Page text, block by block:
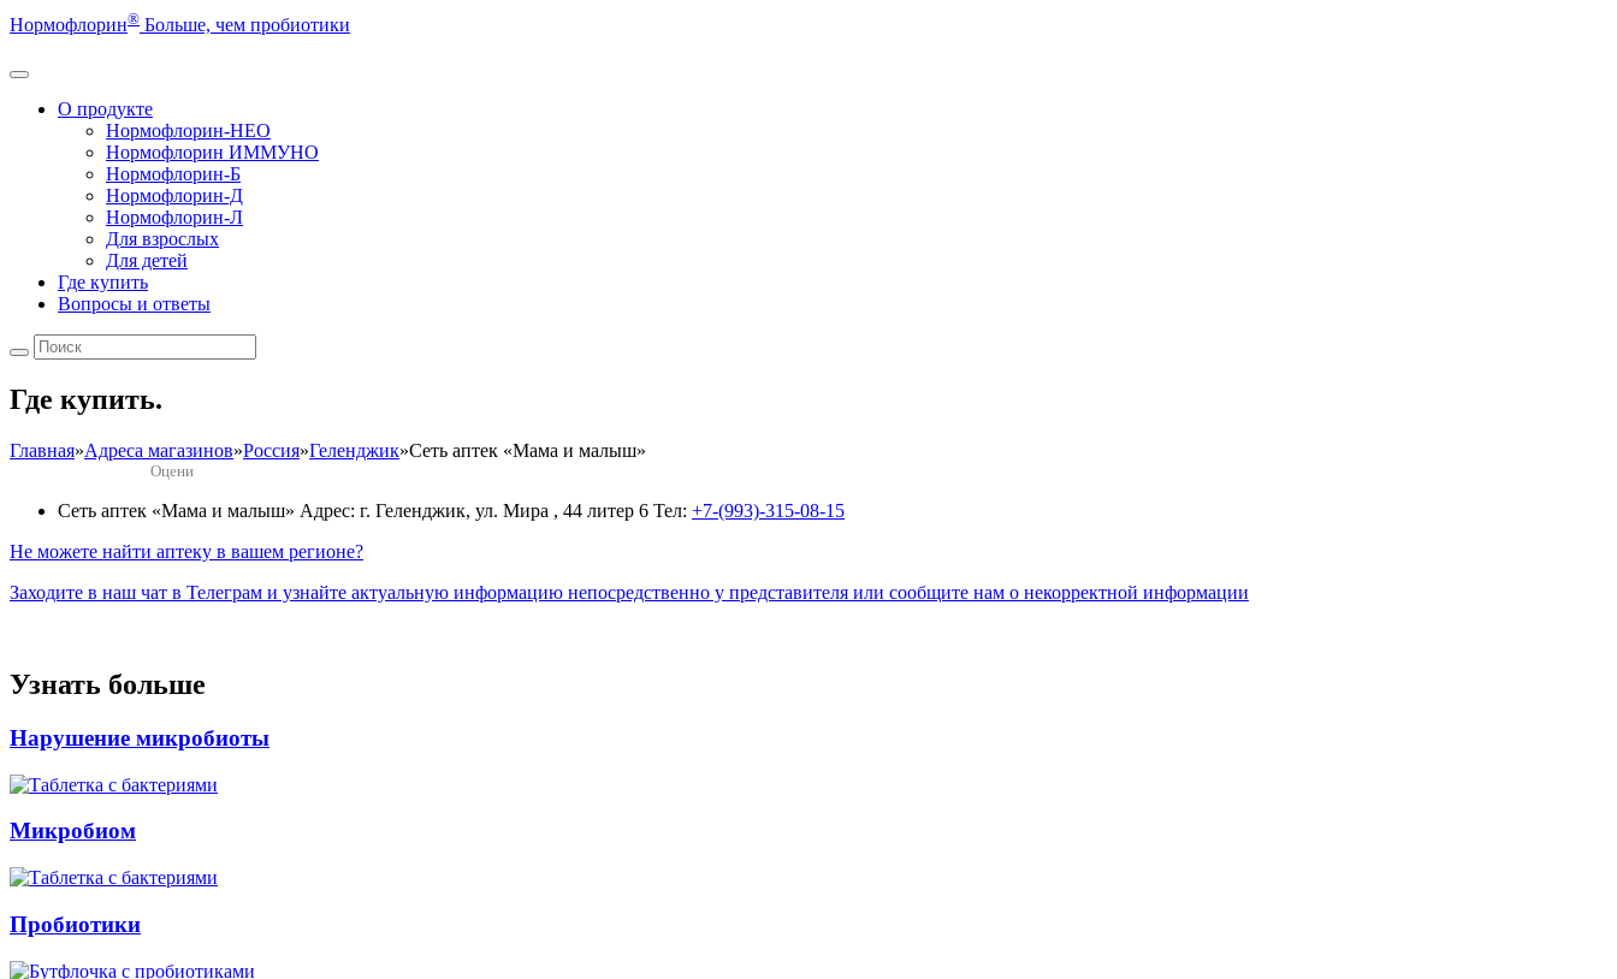
Нормофлорин® Больше, чем пробиотики
О продукте
Нормофлорин-НЕО
Нормофлорин ИММУНО
Нормофлорин-Б
Нормофлорин-Д
Нормофлорин-Л
Для взрослых
Для детей
Где купить
Вопросы и ответы
Где купить.
Главная»Адреса магазинов»Россия»Геленджик»Сеть аптек «Мама и малыш»
Оцени
Сеть аптек «Мама и малыш» Адрес: г. Геленджик, ул. Мира , 44 литер 6 Тел: +7-(993)-315-08-15
Не можете найти аптеку в вашем регионе?
Заходите в наш чат в Телеграм и узнайте актуальную информацию непосредственно у представителя или сообщите нам о некорректной информации
Узнать больше
Нарушение микробиоты
Микробиом
Пробиотики